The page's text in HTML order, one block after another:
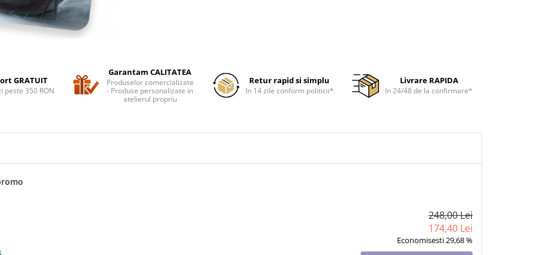
GRATUIT
peste 350 RON
Garantam CALITATEA
Produselor comercializate
- Produse personalizate in
atelierul propriu
Retur rapid si simplu
In 14 zile conform politicii*
Livrare RAPIDA
In 24/48 de la confirmare*
248,00 Lei
174,40 Lei
Economisesti 29,68 %